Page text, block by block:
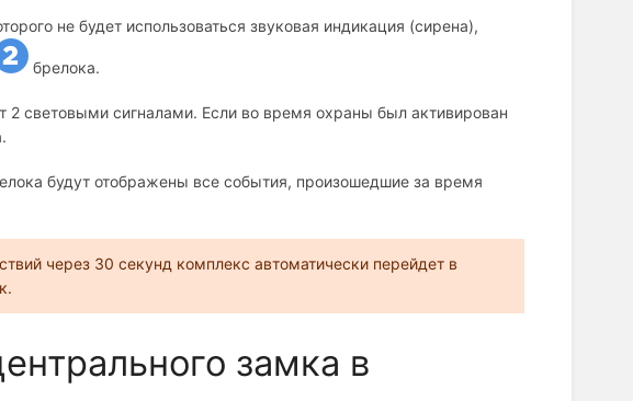
не будет использоваться звуковая индикация (сирена),
брелока.
световыми сигналами. Если во время охраны был активирован
будут отображены все события, произошедшие за время
через 30 секунд комплекс автоматически перейдет в
замка в